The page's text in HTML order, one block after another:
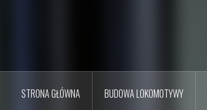
STRONA GŁÓWNA BUDOWA LOKOMOTYWY